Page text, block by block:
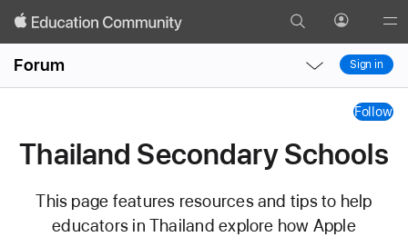
Search Profile
Forum
Local
Nav
Open
Menu
Local
Nav
Close
Menu
Sign in
Secondary
Schools
Tag
Follow
Thailand Secondary Schools
This page features resources and tips to help
educators in Thailand explore how Apple